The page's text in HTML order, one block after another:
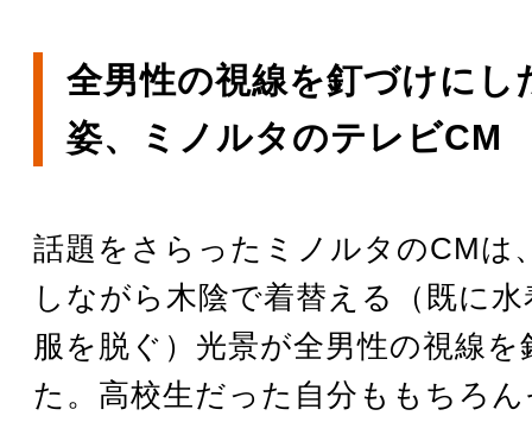
全男性の視線を釘づけにし
姿、ミノルタのテレビCM
話題をさらったミノルタのCMは
しながら木陰で着替える（既に
服を脱ぐ）光景が全男性の視線
た。高校生だった自分ももちろ